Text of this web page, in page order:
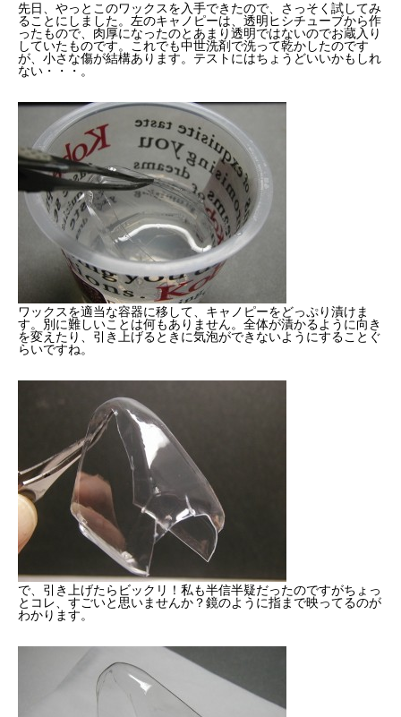
先日、やっとこのワックスを入手できたので、さっそく試してみ
ることにしました。左のキャノピーは、透明ヒシチューブから作
ったもので、肉厚になったのとあまり透明ではないのでお蔵入り
していたものです。これでも中世洗剤で洗って乾かしたのです
が、小さな傷が結構あります。テストにはちょうどいいかもしれ
ない・・・。
ワックスを適当な容器に移して、キャノピーをどっぷり漬けま
す。別に難しいことは何もありません。全体が漬かるように向き
を変えたり、引き上げるときに気泡ができないようにすることぐ
らいですね。
で、引き上げたらビックリ！私も半信半疑だったのですがちょっ
とコレ、すごいと思いませんか？鏡のように指まで映ってるのが
わかります。